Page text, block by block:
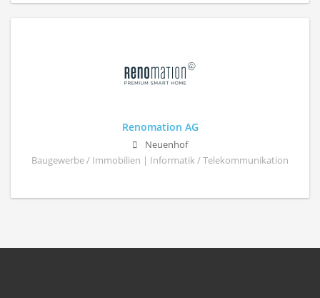
Renomation AG
Neuenhof
Baugewerbe / Immobilien | Informatik / Telekommunikation